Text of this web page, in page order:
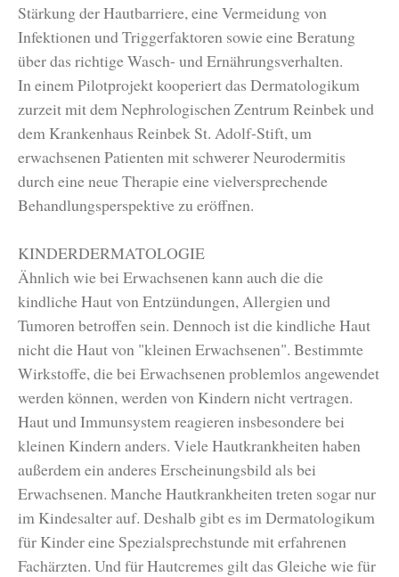
Stärkung der Hautbarriere, eine Vermeidung von
Infektionen und Triggerfaktoren sowie eine Beratung
über das richtige Wasch- und Ernährungsverhalten.
In einem Pilotprojekt kooperiert das Dermatologikum
zurzeit mit dem Nephrologischen Zentrum Reinbek und
dem Krankenhaus Reinbek St. Adolf-Stift, um
erwachsenen Patienten mit schwerer Neurodermitis
durch eine neue Therapie eine vielversprechende
Behandlungsperspektive zu eröffnen.
KINDERDERMATOLOGIE
Ähnlich wie bei Erwachsenen kann auch die die
kindliche Haut von Entzündungen, Allergien und
Tumoren betroffen sein. Dennoch ist die kindliche Haut
nicht die Haut von "kleinen Erwachsenen". Bestimmte
Wirkstoffe, die bei Erwachsenen problemlos angewendet
werden können, werden von Kindern nicht vertragen.
Haut und Immunsystem reagieren insbesondere bei
kleinen Kindern anders. Viele Hautkrankheiten haben
außerdem ein anderes Erscheinungsbild als bei
Erwachsenen. Manche Hautkrankheiten treten sogar nur
im Kindesalter auf. Deshalb gibt es im Dermatologikum
für Kinder eine Spezialsprechstunde mit erfahrenen
Fachärzten. Und für Hautcremes gilt das Gleiche wie für